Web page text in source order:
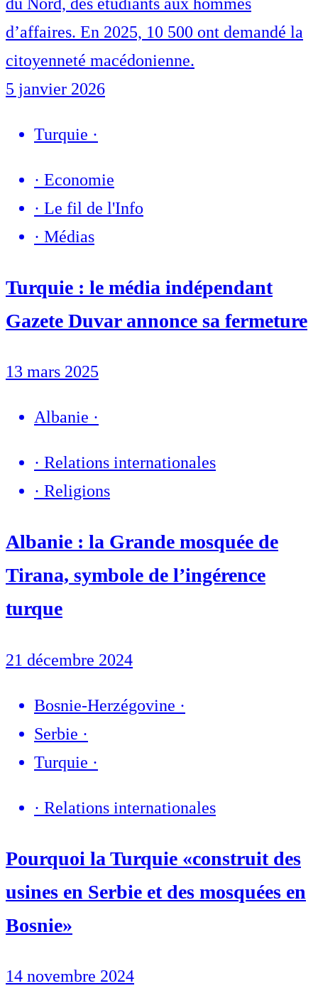
du Nord, des étudiants aux hommes
d’affaires. En 2025, 10 500 ont demandé la
citoyenneté macédonienne.
5 janvier 2026
Turquie ·
· Economie
· Le fil de l'Info
· Médias
Turquie : le média indépendant
Gazete Duvar annonce sa fermeture
13 mars 2025
Albanie ·
· Relations internationales
· Religions
Albanie : la Grande mosquée de
Tirana, symbole de l’ingérence
turque
21 décembre 2024
Bosnie-Herzégovine ·
Serbie ·
Turquie ·
· Relations internationales
Pourquoi la Turquie «construit des
usines en Serbie et des mosquées en
Bosnie»
14 novembre 2024